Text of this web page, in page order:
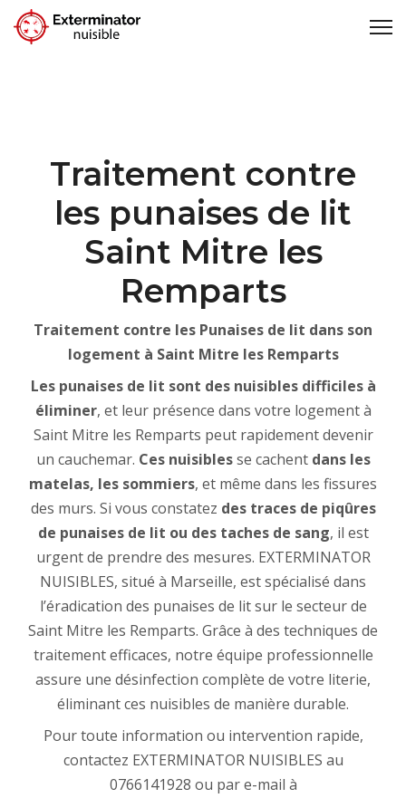
Traitement contre
les punaises de lit
Saint Mitre les
Remparts
Traitement contre les Punaises de lit dans son
logement à Saint Mitre les Remparts
Les punaises de lit sont des nuisibles difficiles à
éliminer, et leur présence dans votre logement à
Saint Mitre les Remparts peut rapidement devenir
un cauchemar. Ces nuisiblesse cachent dans les
matelas, les sommiers, et même dans les fissures
des murs. Si vous constatez des traces de piqûres
de punaises de lit ou des taches de sang, il est
urgent de prendre des mesures. EXTERMINATOR
NUISIBLES, situé à Marseille, est spécialisé dans
l’éradication des punaises de lit sur le secteur de
Saint Mitre les Remparts. Grâce à des techniques de
traitement efficaces, notre équipe professionnelle
assure une désinfection complète de votre literie,
éliminant ces nuisibles de manière durable.
Pour toute information ou intervention rapide,
contactez EXTERMINATOR NUISIBLES au
0766141928 ou par e-mail à